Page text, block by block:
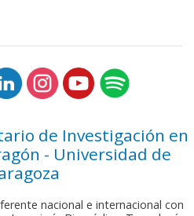
de Investigación en
- Universidad de
nacional e internacional con